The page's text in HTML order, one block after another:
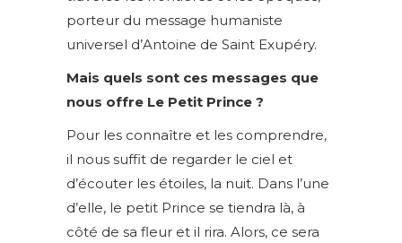
porteur du message humaniste
universel d’Antoine de Saint Exupéry.
Mais quels sont ces messages que
nous offre Le Petit Prince ?
Pour les connaître et les comprendre,
il nous suffit de regarder le ciel et
d’écouter les étoiles, la nuit. Dans l’une
d’elle, le petit Prince se tiendra là, à
côté de sa fleur et il rira. Alors, ce sera